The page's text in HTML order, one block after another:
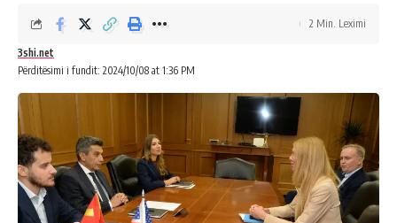
Përditësimi i fundit: 2024/10/08 at 1:36 PM
3shi.net
2 Min. Leximi